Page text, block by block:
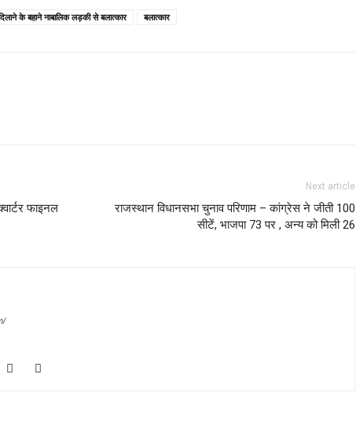
के बहाने नाबालिक लड़की से बलात्कार बलात्कार
फाइनल
Next article
राजस्थान विधानसभा चुनाव परिणाम – कांग्रेस ने जीती 100
सीटें, भाजपा 73 पर , अन्य को मिली 26